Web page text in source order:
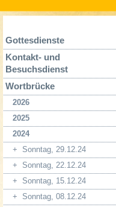
Gottesdienste
Kontakt- und
Besuchsdienst
Wortbrücke
2026
2025
2024
+ Sonntag, 29.12.24
+ Sonntag, 22.12.24
+ Sonntag, 15.12.24
+ Sonntag, 08.12.24